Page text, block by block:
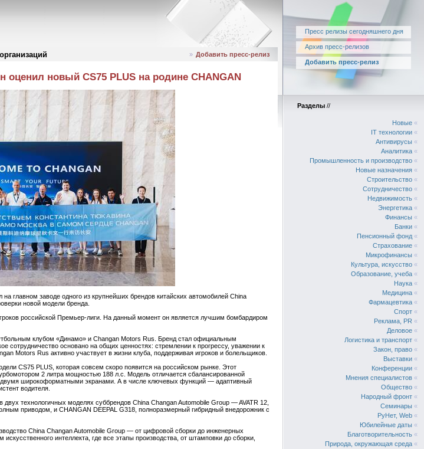
Пресс релизы сегодняшнего дня
Архив пресс-релизов
Добавить пресс-релиз
» Добавить пресс-релиз
новый CS75 PLUS на родине CHANGAN
главном заводе одного из крупнейших брендов китайских автомобилей China
новой модели бренда.
российской Премьер-лиги. На данный момент он является лучшим бомбардиром
клубом «Динамо» и Changan Motors Rus. Бренд стал официальным
сотрудничество основано на общих ценностях: стремлении к прогрессу, уважении к
Motors Rus активно участвует в жизни клуба, поддерживая игроков и болельщиков.
CS75 PLUS, которая совсем скоро появится на российском рынке. Этот
2 литра мощностью 188 л.с. Модель отличается сбалансированной
широкоформатными экранами. А в числе ключевых функций — адаптивный
водителя.
технологичных моделях суббрендов China Changan Automobile Group — AVATR 12,
приводом, и CHANGAN DEEPAL G318, полноразмерный гибридный внедорожник с
China Changan Automobile Group — от цифровой сборки до инженерных
интеллекта, где все этапы производства, от штамповки до сборки,
Разделы //
Новые «
IT технологии «
Антивирусы «
Аналитика «
Промышленность и производство «
Новые назначения «
Строительство «
Сотрудничество «
Недвижимость «
Энергетика «
Финансы «
Банки «
Пенсионный фонд «
Страхование «
Микрофинансы «
Культура, искусство «
Образование, учеба «
Наука «
Медицина «
Фармацевтика «
Спорт «
Реклама, PR «
Деловое «
Логистика и транспорт «
Закон, право «
Выставки «
Конференции «
Мнения специалистов «
Общество «
Народный фронт «
Семинары «
РуНет, Web «
Юбилейные даты «
Благотворительность «
Природа, окружающая среда «